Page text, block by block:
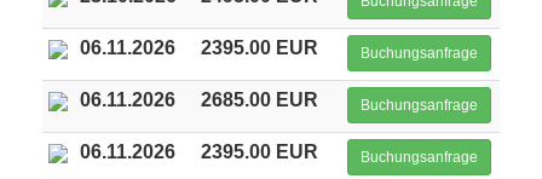
06.11.2026 2395.00 EUR Buchungsanfrage
06.11.2026 2685.00 EUR Buchungsanfrage
06.11.2026 2395.00 EUR Buchungsanfrage